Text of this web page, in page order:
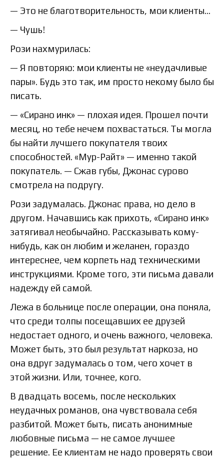
— Это не благотворительность, мои клиенты…
— Чушь!
Рози нахмурилась:
— Я повторяю: мои клиенты не «неудачливые
пары». Будь это так, им просто некому было бы
писать.
— «Сирано инк» — плохая идея. Прошел почти
месяц, но тебе нечем похвастаться. Ты могла
бы найти лучшего покупателя твоих
способностей. «Мур-Райт» — именно такой
покупатель. — Сжав губы, Джонас сурово
смотрела на подругу.
Рози задумалась. Джонас права, но дело в
другом. Начавшись как прихоть, «Сирано инк»
затягивал необычайно. Рассказывать кому-
нибудь, как он любим и желанен, гораздо
интереснее, чем корпеть над техническими
инструкциями. Кроме того, эти письма давали
надежду ей самой.
Лежа в больнице после операции, она поняла,
что среди толпы посещавших ее друзей
недостает одного, и очень важного, человека.
Может быть, это был результат наркоза, но
она вдруг задумалась о том, чего хочет в
этой жизни. Или, точнее, кого.
В двадцать восемь, после нескольких
неудачных романов, она чувствовала себя
разбитой. Может быть, писать анонимные
любовные письма — не самое лучшее
решение. Ее клиентам не надо проверять свои